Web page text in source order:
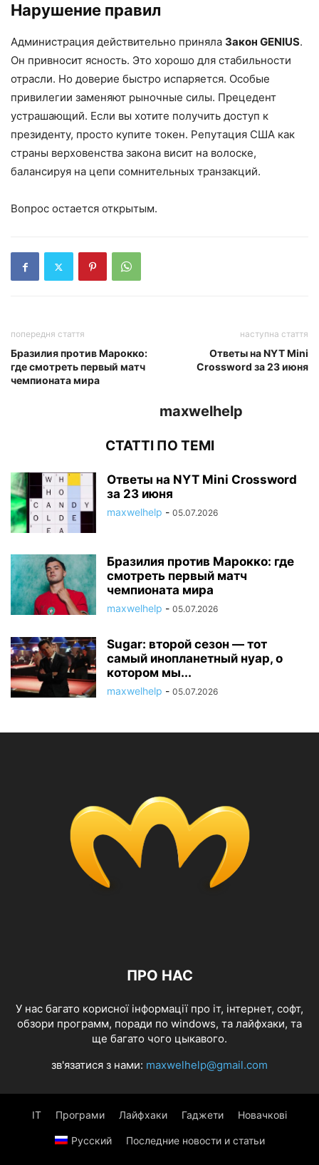
Нарушение правил
Администрация действительно приняла Закон GENIUS.
Он привносит ясность. Это хорошо для стабильности
отрасли. Но доверие быстро испаряется. Особые
привилегии заменяют рыночные силы. Прецедент
устрашающий. Если вы хотите получить доступ к
президенту, просто купите токен. Репутация США как
страны верховенства закона висит на волоске,
балансируя на цепи сомнительных транзакций.
Вопрос остается открытым.
попередня стаття
Бразилия против Марокко:
где смотреть первый матч
чемпионата мира
наступна стаття
Ответы на NYT Mini
Crossword за 23 июня
maxwelhelp
СТАТТІ ПО ТЕМІ
Ответы на NYT Mini Crossword
за 23 июня
maxwelhelp - 05.07.2026
Бразилия против Марокко: где
смотреть первый матч
чемпионата мира
maxwelhelp - 05.07.2026
Sugar: второй сезон — тот
самый инопланетный нуар, о
котором мы...
maxwelhelp - 05.07.2026
ПРО НАС
У нас багато корисної інформації про іт, інтернет, софт,
обзори программ, поради по windows, та лайфхаки, та
ще багато чого цыкавого.
зв'язатися з нами: maxwelhelp@gmail.com
IT Програми Лайфхаки Гаджети Новачкові
Русский Последние новости и статьи